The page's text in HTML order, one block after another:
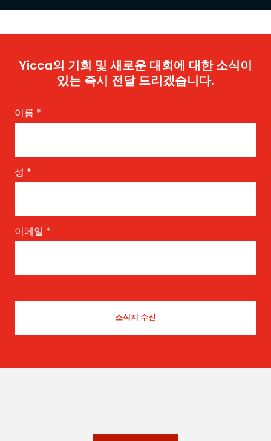
Yicca의 기회 및 새로운 대회에 대한 소식이
있는 즉시 전달 드리겠습니다.
이름 *
성 *
이메일 *